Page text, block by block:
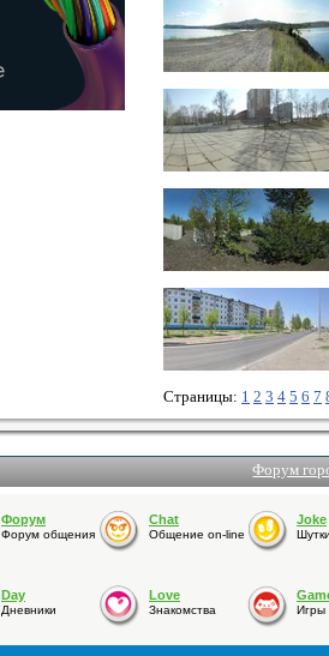
Страницы: 1 2 3 4 5 6 7
Форум
Форум
Форум общения
Chat
Общение on-line
Joke
Day
Дневники
Love
Знакомства Игры